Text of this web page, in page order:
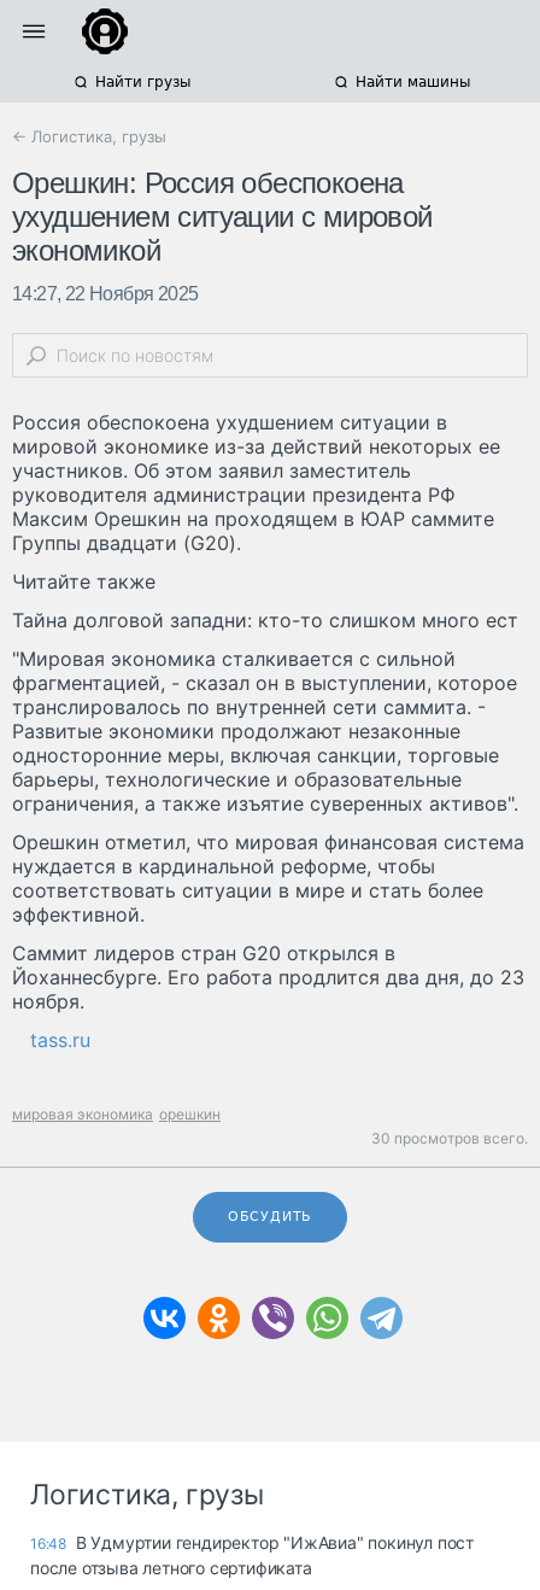
Найти грузы Найти машины
← Логистика, грузы
Орешкин: Россия обеспокоена
ухудшением ситуации с мировой
экономикой
14:27, 22 Ноября 2025
Россия обеспокоена ухудшением ситуации в
мировой экономике из-за действий некоторых ее
участников. Об этом заявил заместитель
руководителя администрации президента РФ
Максим Орешкин на проходящем в ЮАР саммите
Группы двадцати (G20).
Читайте также
Тайна долговой западни: кто-то слишком много ест
"Мировая экономика сталкивается с сильной
фрагментацией, - сказал он в выступлении, которое
транслировалось по внутренней сети саммита. -
Развитые экономики продолжают незаконные
односторонние меры, включая санкции, торговые
барьеры, технологические и образовательные
ограничения, а также изъятие суверенных активов".
Орешкин отметил, что мировая финансовая система
нуждается в кардинальной реформе, чтобы
соответствовать ситуации в мире и стать более
эффективной.
Саммит лидеров стран G20 открылся в
Йоханнесбурге. Его работа продлится два дня, до 23
ноября.
tass.ru
мировая экономика орешкин
30 просмотров всего.
ОБСУДИТЬ
Логистика, грузы
16:48 В Удмуртии гендиректор "ИжАвиа" покинул пост
после отзыва летного сертификата